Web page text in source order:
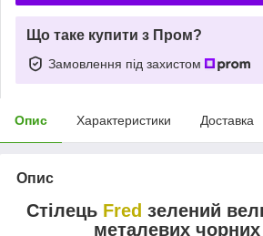
Що таке купити з Пром?
Замовлення під захистом
Опис Характеристики Доставка
Опис
Стілець Fred зелений
металевих чорних